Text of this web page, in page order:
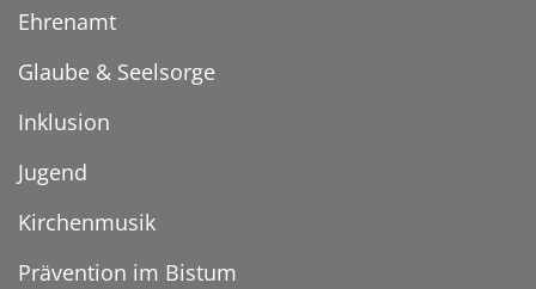
Ehrenamt
Glaube & Seelsorge
Inklusion
Jugend
Kirchenmusik
Prävention im Bistum